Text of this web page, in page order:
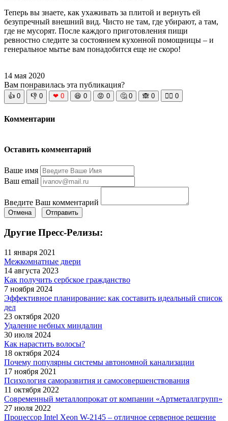
Теперь вы знаете, как ухаживать за плитой и вернуть ей
безупречный внешний вид. Чисто не там, где убирают, а там,
где не мусорят. После каждого приготовления пищи
ревностно следите за состоянием кухонной помощницы – и
генеральное мытье вам понадобится еще не скоро!
14 мая 2020
Вам понравилась эта публикация?
👍 0 👎 0 ❤ 0 😆 0 😡 0 🤔 0 🙈 0 🧘‍♀️ 0
Комментарии
Оставить комментарий
Ваше имя
Ваш email
Введите Ваш комментарий
Отмена Отправить
Другие Пресс-Релизы:
11 января 2021
Межкомнатные двери
14 августа 2023
Как получить сербское гражданство
7 ноября 2024
Эффективное планирование: как составить идеальный список
дел
23 октября 2020
Удаление небных миндалин
30 июля 2024
Как нарастить волосы?
18 октября 2024
Почему популярны системы автономной канализации
17 ноября 2021
Психология саморазвития и самосовершенствования
11 октября 2022
Современный металлопрокат от компании «Артметаллгрупп»
27 июля 2022
Процессор Intel Xeon W-2145 – отличное серверное решение